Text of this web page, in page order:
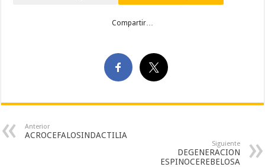
Compartir…
Anterior
ACROCEFALOSINDACTILIA
Siguiente
DEGENERACION
ESPINOCEREBELOSA